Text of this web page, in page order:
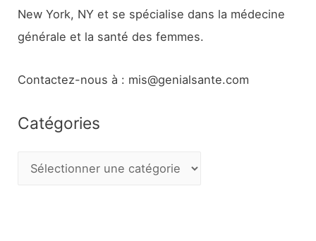
New York, NY et se spécialise dans la médecine
générale et la santé des femmes.
Contactez-nous à : mis@genialsante.com
Catégories